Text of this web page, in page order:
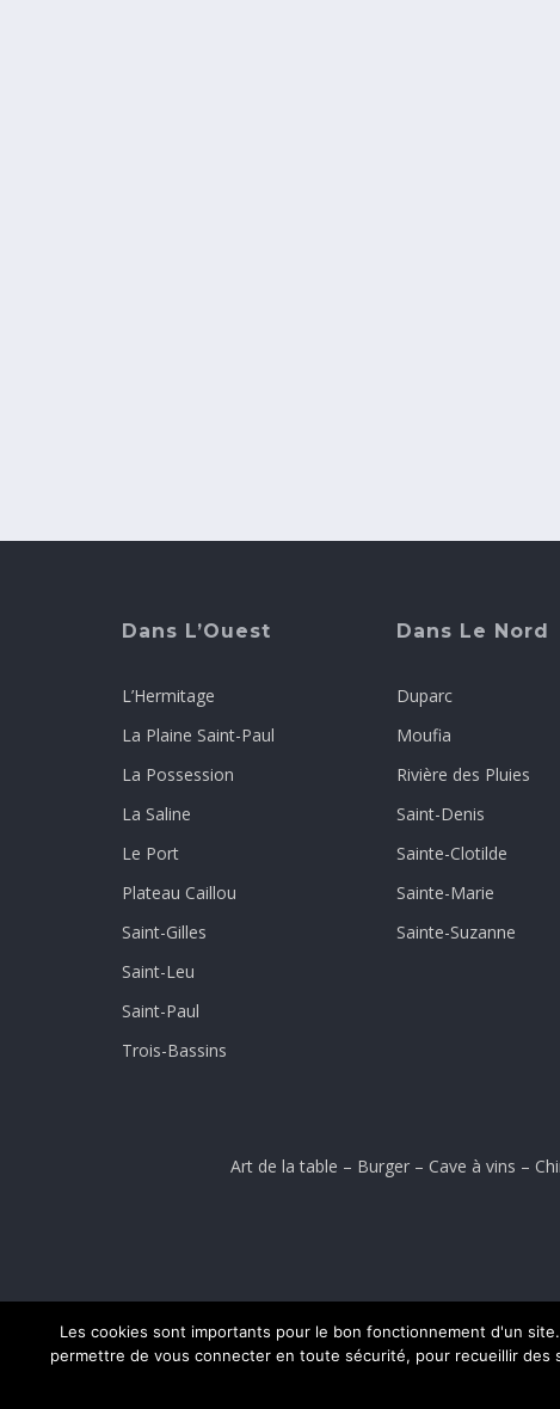
Dans L’Ouest
L’Hermitage
La Plaine Saint-Paul
La Possession
La Saline
Le Port
Plateau Caillou
Saint-Gilles
Saint-Leu
Saint-Paul
Trois-Bassins
Dans Le Nord
Duparc
Moufia
Rivière des Pluies
Saint-Denis
Sainte-Clotilde
Sainte-Marie
Sainte-Suzanne
Art de la table – Burger – Cave à vins –
Accueil Conditions générales de ventes
Les cookies sont importants pour le bon fonctionnement d'un
permettre de vous connecter en toute sécurité, pour recueillir